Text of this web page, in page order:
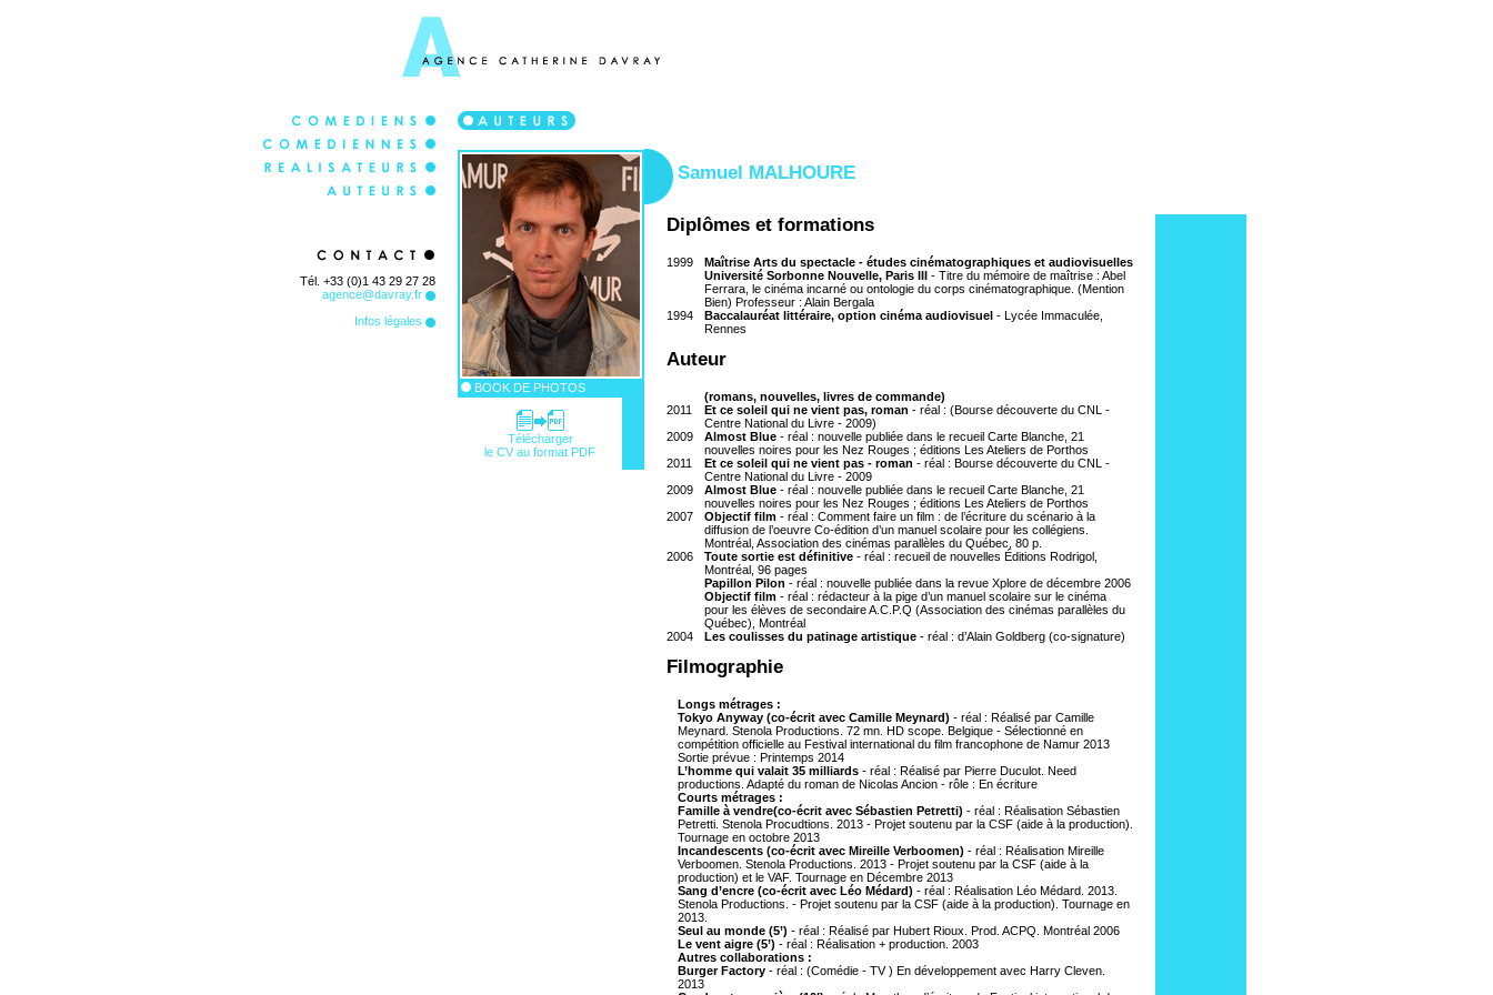
Tél. +33 (0)1 43 29 27 28
agence@davray.fr
Infos légales
BOOK DE PHOTOS
Télécharger
le CV au format PDF
Samuel MALHOURE
Diplômes et formations
1999
Maîtrise Arts du spectacle - études cinématographiques et audiovisuelles
Université Sorbonne Nouvelle, Paris III - Titre du mémoire de maîtrise : Abel
Ferrara, le cinéma incarné ou ontologie du corps cinématographique. (Mention
Bien) Professeur : Alain Bergala
1994
Baccalauréat littéraire, option cinéma audiovisuel - Lycée Immaculée,
Rennes
Auteur
(romans, nouvelles, livres de commande)
2011
Et ce soleil qui ne vient pas, roman - réal : (Bourse découverte du CNL -
Centre National du Livre - 2009)
2009
Almost Blue - réal : nouvelle publiée dans le recueil Carte Blanche, 21
nouvelles noires pour les Nez Rouges ; éditions Les Ateliers de Porthos
2011
Et ce soleil qui ne vient pas - roman - réal : Bourse découverte du CNL -
Centre National du Livre - 2009
2009
Almost Blue - réal : nouvelle publiée dans le recueil Carte Blanche, 21
nouvelles noires pour les Nez Rouges ; éditions Les Ateliers de Porthos
2007
Objectif film - réal : Comment faire un film : de l’écriture du scénario à la
diffusion de l’oeuvre Co-édition d’un manuel scolaire pour les collégiens.
Montréal, Association des cinémas parallèles du Québec, 80 p.
2006
Toute sortie est définitive - réal : recueil de nouvelles Éditions Rodrigol,
Montréal, 96 pages
Papillon Pilon - réal : nouvelle publiée dans la revue Xplore de décembre 2006
Objectif film - réal : rédacteur à la pige d’un manuel scolaire sur le cinéma
pour les élèves de secondaire A.C.P.Q (Association des cinémas parallèles du
Québec), Montréal
2004
Les coulisses du patinage artistique - réal : d’Alain Goldberg (co-signature)
Filmographie
Longs métrages :
Tokyo Anyway (co-écrit avec Camille Meynard) - réal : Réalisé par Camille
Meynard. Stenola Productions. 72 mn. HD scope. Belgique - Sélectionné en
compétition officielle au Festival international du film francophone de Namur 2013
Sortie prévue : Printemps 2014
L’homme qui valait 35 milliards - réal : Réalisé par Pierre Duculot. Need
productions. Adapté du roman de Nicolas Ancion - rôle : En écriture
Courts métrages :
Famille à vendre(co-écrit avec Sébastien Petretti) - réal : Réalisation Sébastien
Petretti. Stenola Procudtions. 2013 - Projet soutenu par la CSF (aide à la production).
Tournage en octobre 2013
Incandescents (co-écrit avec Mireille Verboomen) - réal : Réalisation Mireille
Verboomen. Stenola Productions. 2013 - Projet soutenu par la CSF (aide à la
production) et le VAF. Tournage en Décembre 2013
Sang d’encre (co-écrit avec Léo Médard) - réal : Réalisation Léo Médard. 2013.
Stenola Productions. - Projet soutenu par la CSF (aide à la production). Tournage en
2013.
Seul au monde (5’) - réal : Réalisé par Hubert Rioux. Prod. ACPQ. Montréal 2006
Le vent aigre (5’) - réal : Réalisation + production. 2003
Autres collaborations :
Burger Factory - réal : (Comédie - TV ) En développement avec Harry Cleven.
2013